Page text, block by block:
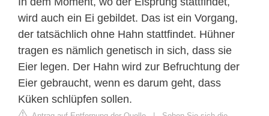
wird auch ein Ei gebildet. Das ist ein Vorgang,
der tatsächlich ohne Hahn stattfindet. Hühner
tragen es nämlich genetisch in sich, dass sie
Eier legen. Der Hahn wird zur Befruchtung der
Eier gebraucht, wenn es darum geht, dass
Küken schlüpfen sollen.